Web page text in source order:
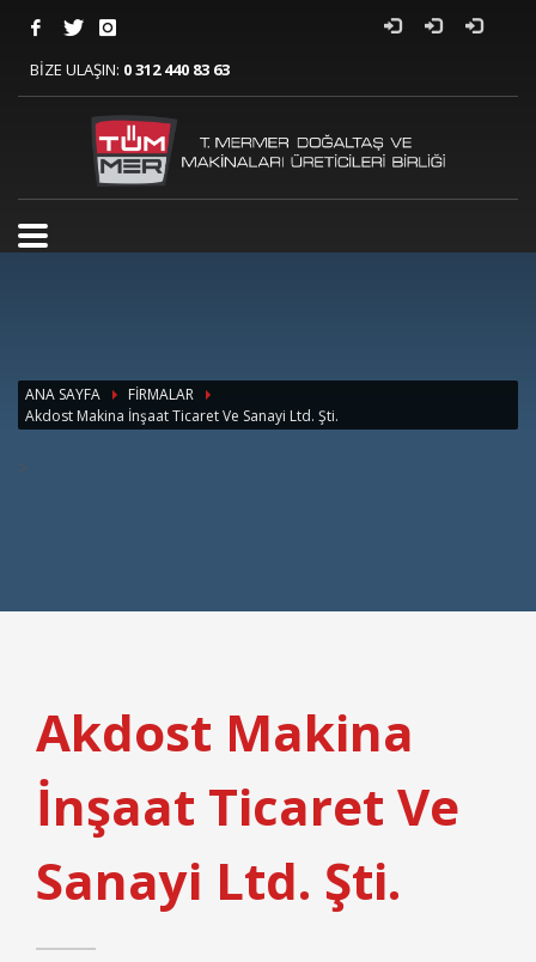
BİZE ULAŞIN: 0 312 440 83 63
ANA SAYFA
FİRMALAR
Akdost Makina İnşaat Ticaret Ve Sanayi Ltd. Şti.
>
Akdost Makina
İnşaat Ticaret Ve
Sanayi Ltd. Şti.